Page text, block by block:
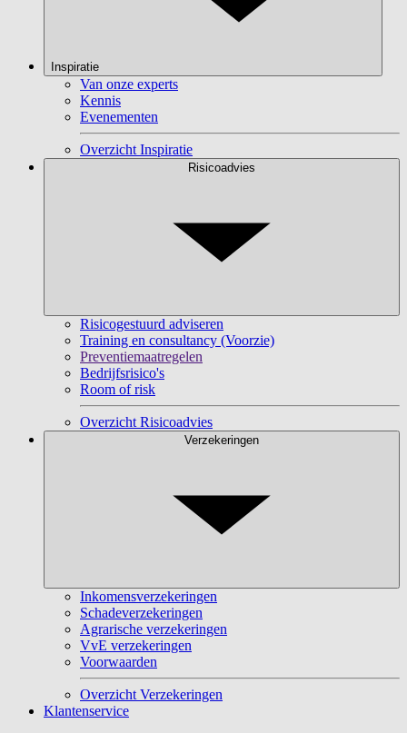
Inspiratie
Van onze experts
Kennis
Evenementen
Overzicht Inspiratie
Risicoadvies
Risicogestuurd adviseren
Training en consultancy (Voorzie)
Preventiemaatregelen
Bedrijfsrisico's
Room of risk
Overzicht Risicoadvies
Verzekeringen
Inkomensverzekeringen
Schadeverzekeringen
Agrarische verzekeringen
VvE verzekeringen
Voorwaarden
Overzicht Verzekeringen
Klantenservice